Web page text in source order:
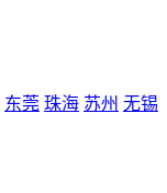
东莞 珠海 苏州 无锡